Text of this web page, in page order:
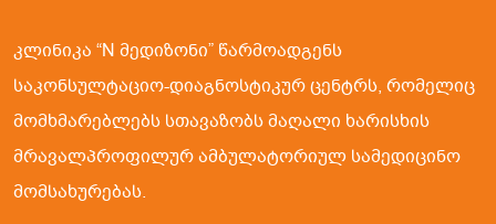
კლინიკა “N მედიზონი” წარმოადგენს
საკონსულტაციო-დიაგნოსტიკურ ცენტრს, რომელიც
მომხმარებლებს სთავაზობს მაღალი ხარისხის
მრავალპროფილურ ამბულატორიულ სამედიცინო
მომსახურებას.